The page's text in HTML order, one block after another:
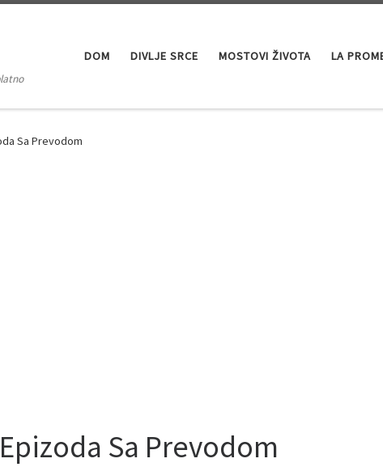
DOM DIVLJE SRCE MOSTOVI ŽIVOTA LA
Sa Prevodom
Sa Prevodom